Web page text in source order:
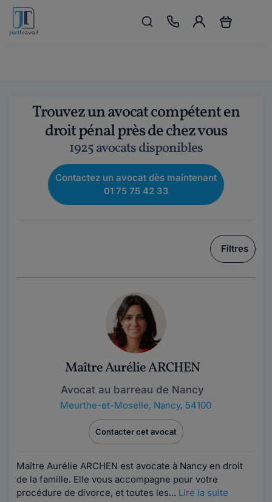
Trouvez un avocat compétent en
droit pénal près de chez vous
1925 avocats disponibles
Contactez un avocat dès maintenant
01 75 75 42 33
Filtres
Maître Aurélie ARCHEN
Avocat au barreau de Nancy
Meurthe-et-Moselle, Nancy, 54100
Contacter cet avocat
Maître Aurélie ARCHEN est avocate à Nancy en droit
de la famille. Elle vous accompagne pour votre
procédure de divorce, et toutes les... Lire la suite